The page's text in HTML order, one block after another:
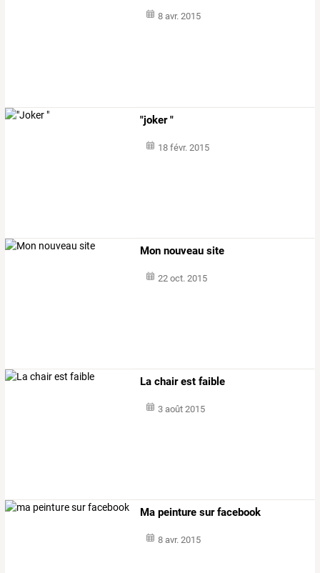
8 avr. 2015
"joker "
18 févr. 2015
Mon nouveau site
22 oct. 2015
La chair est faible
3 août 2015
Ma peinture sur facebook
8 avr. 2015